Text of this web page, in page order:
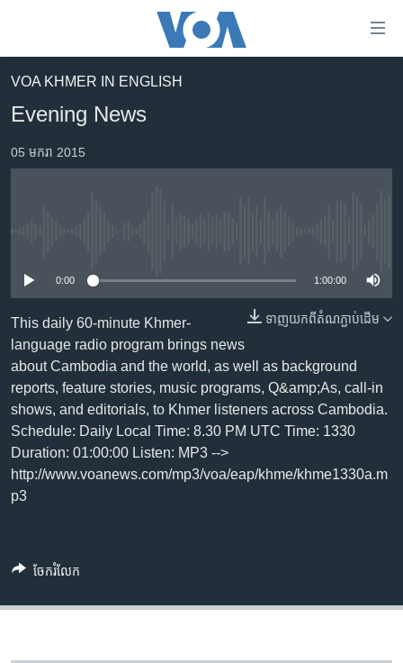
គេហទំព័រ​
រំលង​
និង​
ចូល​
រំលង​
និង​
ចូល​
ទៅ​
ទំព័រ​
រចនា
សម្ព័ន្ធ​
រំលង​
និង​
ចូល​
ស្វែង​
អន្តរជាតិ
អាមេរិក
ព្រឹត្តិការណ៍ព័ត៌មាន
ទូរទស្សន៍ / វីដេអូ​
វិទ្យុ / ផតខាសថ៍
កម្មវិធីទាំងអស់
Khmer English
បណ្តាញ​សង្គម
ភាសា
VOA KHMER IN ENGLISH
Evening News
05 មករា 2015
0:00 1:00:00
ទាញ​យក​ពី​តំណភ្ជាប់​ដើម
This daily 60-minute Khmer-
language radio program brings news
about Cambodia and the world, as well as background
reports, feature stories, music programs, Q&amp;As, call-in
shows, and editorials, to Khmer listeners across Cambodia.
Schedule: Daily Local Time: 8.30 PM UTC Time: 1330
Duration: 01:00:00 Listen: MP3 -->
http://www.voanews.com/mp3/voa/eap/khme/khme1330a.m
p3
ចែករំលែក